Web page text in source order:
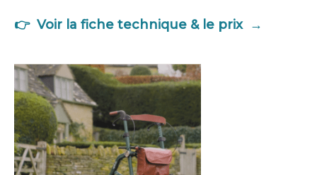
👉 Voir la fiche technique & le prix →